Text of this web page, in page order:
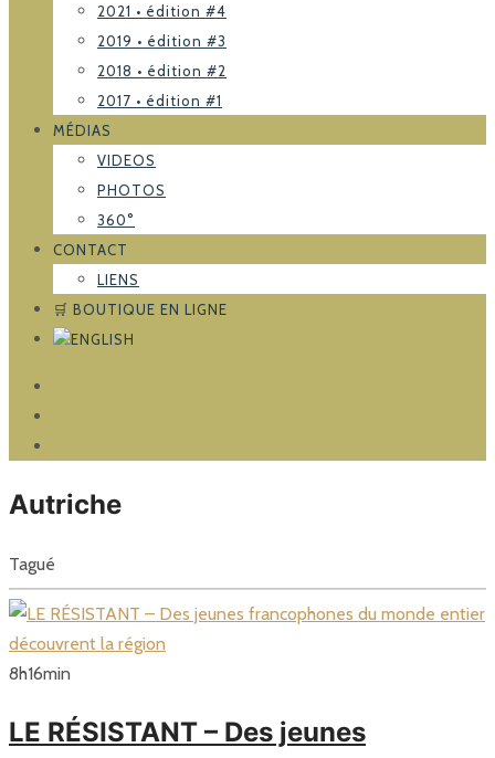
2021 • édition #4
2019 • édition #3
2018 • édition #2
2017 • édition #1
MÉDIAS
VIDEOS
PHOTOS
360°
CONTACT
LIENS
🛒 BOUTIQUE EN LIGNE
Autriche
Tagué
8h16min
LE RÉSISTANT – Des jeunes